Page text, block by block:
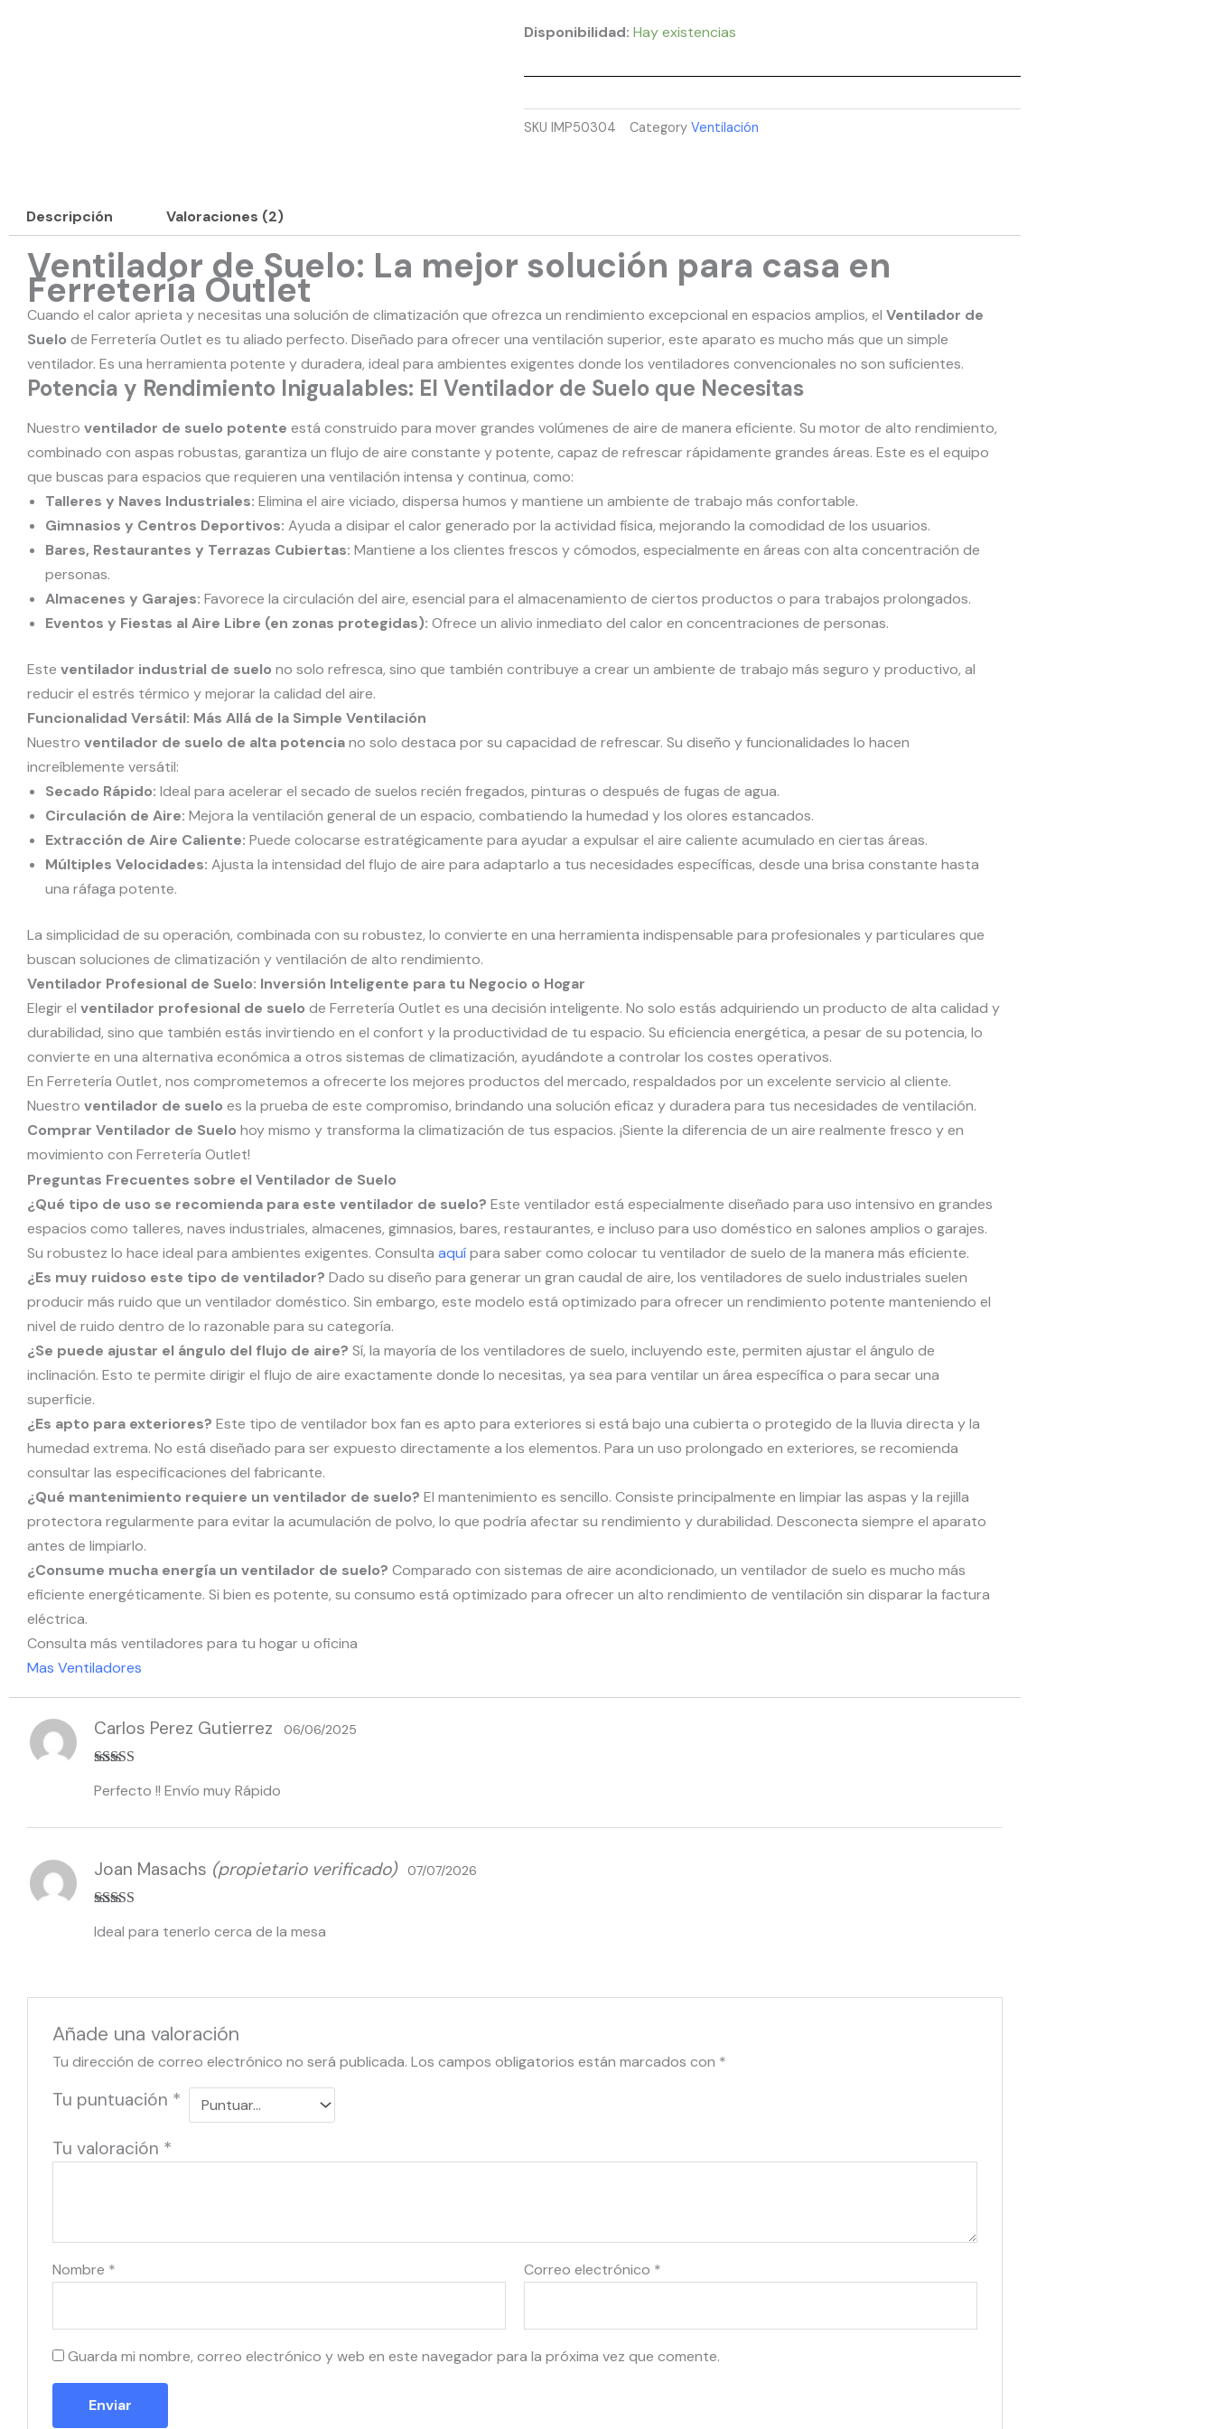
Disponibilidad: Hay existencias
SKU IMP50304 Category Ventilación
Descripción Valoraciones (2)
Ventilador de Suelo: La mejor solución para casa en
Ferretería Outlet
Cuando el calor aprieta y necesitas una solución de climatización que ofrezca un rendimiento excepcional en espacios amplios, el Ventilador de
Suelo de Ferretería Outlet es tu aliado perfecto. Diseñado para ofrecer una ventilación superior, este aparato es mucho más que un simple
ventilador. Es una herramienta potente y duradera, ideal para ambientes exigentes donde los ventiladores convencionales no son suficientes.
Potencia y Rendimiento Inigualables: El Ventilador de Suelo que Necesitas
Nuestro ventilador de suelo potente está construido para mover grandes volúmenes de aire de manera eficiente. Su motor de alto rendimiento,
combinado con aspas robustas, garantiza un flujo de aire constante y potente, capaz de refrescar rápidamente grandes áreas. Este es el equipo
que buscas para espacios que requieren una ventilación intensa y continua, como:
Talleres y Naves Industriales: Elimina el aire viciado, dispersa humos y mantiene un ambiente de trabajo más confortable.
Gimnasios y Centros Deportivos: Ayuda a disipar el calor generado por la actividad física, mejorando la comodidad de los usuarios.
Bares, Restaurantes y Terrazas Cubiertas: Mantiene a los clientes frescos y cómodos, especialmente en áreas con alta concentración de
personas.
Almacenes y Garajes: Favorece la circulación del aire, esencial para el almacenamiento de ciertos productos o para trabajos prolongados.
Eventos y Fiestas al Aire Libre (en zonas protegidas): Ofrece un alivio inmediato del calor en concentraciones de personas.
Este ventilador industrial de suelo no solo refresca, sino que también contribuye a crear un ambiente de trabajo más seguro y productivo, al
reducir el estrés térmico y mejorar la calidad del aire.
Funcionalidad Versátil: Más Allá de la Simple Ventilación
Nuestro ventilador de suelo de alta potenciano solo destaca por su capacidad de refrescar. Su diseño y funcionalidades lo hacen
increíblemente versátil:
Secado Rápido: Ideal para acelerar el secado de suelos recién fregados, pinturas o después de fugas de agua.
Circulación de Aire: Mejora la ventilación general de un espacio, combatiendo la humedad y los olores estancados.
Extracción de Aire Caliente: Puede colocarse estratégicamente para ayudar a expulsar el aire caliente acumulado en ciertas áreas.
Múltiples Velocidades: Ajusta la intensidad del flujo de aire para adaptarlo a tus necesidades específicas, desde una brisa constante hasta
una ráfaga potente.
La simplicidad de su operación, combinada con su robustez, lo convierte en una herramienta indispensable para profesionales y particulares que
buscan soluciones de climatización y ventilación de alto rendimiento.
Ventilador Profesional de Suelo: Inversión Inteligente para tu Negocio o Hogar
Elegir el ventilador profesional de suelo de Ferretería Outlet es una decisión inteligente. No solo estás adquiriendo un producto de alta calidad y
durabilidad, sino que también estás invirtiendo en el confort y la productividad de tu espacio. Su eficiencia energética, a pesar de su potencia, lo
convierte en una alternativa económica a otros sistemas de climatización, ayudándote a controlar los costes operativos.
En Ferretería Outlet, nos comprometemos a ofrecerte los mejores productos del mercado, respaldados por un excelente servicio al cliente.
Nuestro ventilador de suelo es la prueba de este compromiso, brindando una solución eficaz y duradera para tus necesidades de ventilación.
Comprar Ventilador de Suelo hoy mismo y transforma la climatización de tus espacios. ¡Siente la diferencia de un aire realmente fresco y en
movimiento con Ferretería Outlet!
Preguntas Frecuentes sobre el Ventilador de Suelo
¿Qué tipo de uso se recomienda para este ventilador de suelo? Este ventilador está especialmente diseñado para uso intensivo en grandes
espacios como talleres, naves industriales, almacenes, gimnasios, bares, restaurantes, e incluso para uso doméstico en salones amplios o garajes.
Su robustez lo hace ideal para ambientes exigentes. Consulta aquípara saber como colocar tu ventilador de suelo de la manera más eficiente.
¿Es muy ruidoso este tipo de ventilador? Dado su diseño para generar un gran caudal de aire, los ventiladores de suelo industriales suelen
producir más ruido que un ventilador doméstico. Sin embargo, este modelo está optimizado para ofrecer un rendimiento potente manteniendo el
nivel de ruido dentro de lo razonable para su categoría.
¿Se puede ajustar el ángulo del flujo de aire? Sí, la mayoría de los ventiladores de suelo, incluyendo este, permiten ajustar el ángulo de
inclinación. Esto te permite dirigir el flujo de aire exactamente donde lo necesitas, ya sea para ventilar un área específica o para secar una
superficie.
¿Es apto para exteriores? Este tipo de ventilador box fan es apto para exteriores si está bajo una cubierta o protegido de la lluvia directa y la
humedad extrema. No está diseñado para ser expuesto directamente a los elementos. Para un uso prolongado en exteriores, se recomienda
consultar las especificaciones del fabricante.
¿Qué mantenimiento requiere un ventilador de suelo? El mantenimiento es sencillo. Consiste principalmente en limpiar las aspas y la rejilla
protectora regularmente para evitar la acumulación de polvo, lo que podría afectar su rendimiento y durabilidad. Desconecta siempre el aparato
antes de limpiarlo.
¿Consume mucha energía un ventilador de suelo? Comparado con sistemas de aire acondicionado, un ventilador de suelo es mucho más
eficiente energéticamente. Si bien es potente, su consumo está optimizado para ofrecer un alto rendimiento de ventilación sin disparar la factura
eléctrica.
Consulta más ventiladores para tu hogar u oficina
Mas Ventiladores
5de 5
Carlos Perez Gutierrez 06/06/2025
Perfecto !! Envío muy Rápido
con4 de 5
Joan Masachs (propietario verificado) 07/07/2026
Ideal para tenerlo cerca de la mesa
Añade una valoración
Tu dirección de correo electrónico no será publicada. Los campos obligatorios están marcados con *
Tu puntuación *
Tu valoración *
Nombre * Correo electrónico *
Guarda mi nombre, correo electrónico y web en este navegador para la próxima vez que comente.